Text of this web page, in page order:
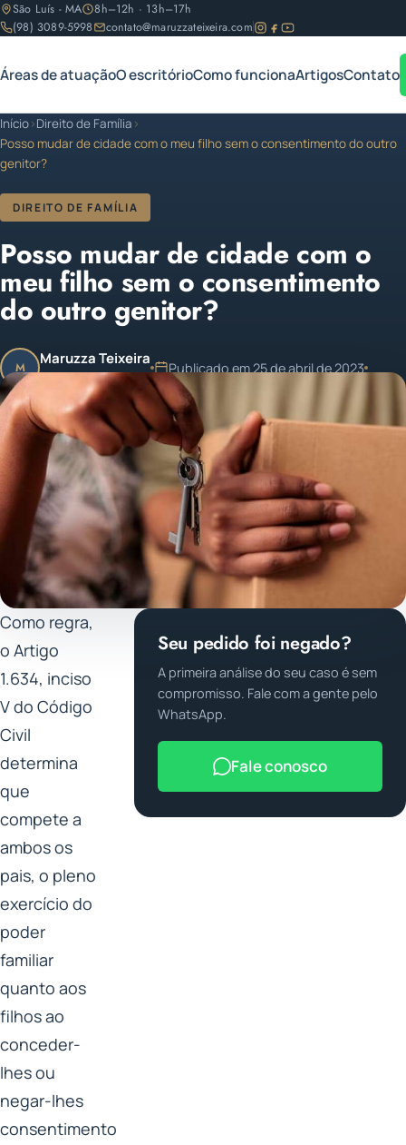
São Luís - MA
8h–12h · 13h–17h
(98) 3089-5998
contato@maruzzateixeira.com
Áreas de atuaçãoO escritórioComo funcionaArtigosContato
Início›Direito de Família ›
Posso mudar de cidade com o meu filho sem o consentimento do outro
genitor?
DIREITO DE FAMÍLIA
Posso mudar de cidade com o
meu filho sem o consentimento
do outro genitor?
M Maruzza Teixeira
OAB/MA 11.810
Publicado em 25 de abril de 2023
1 min de leitura
Como regra,
o Artigo
1.634, inciso
V do Código
Civil
determina
que
compete a
ambos os
pais, o pleno
exercício do
poder
familiar
quanto aos
filhos ao
conceder-
lhes ou
negar-lhes
consentimento
Seu pedido foi negado?
A primeira análise do seu caso é sem
compromisso. Fale com a gente pelo
WhatsApp.
Fale conosco